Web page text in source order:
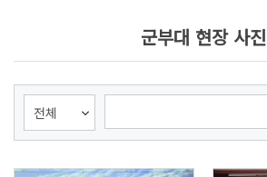
세종여민관
군부대 현장 사진